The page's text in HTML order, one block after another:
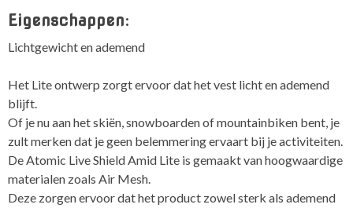
Eigenschappen:
Lichtgewicht en ademend
Het Lite ontwerp zorgt ervoor dat het vest licht en ademend
blijft.
Of je nu aan het skiën, snowboarden of mountainbiken bent, je
zult merken dat je geen belemmering ervaart bij je activiteiten.
De Atomic Live Shield Amid Lite is gemaakt van hoogwaardige
materialen zoals Air Mesh.
Deze zorgen ervoor dat het product zowel sterk als ademend